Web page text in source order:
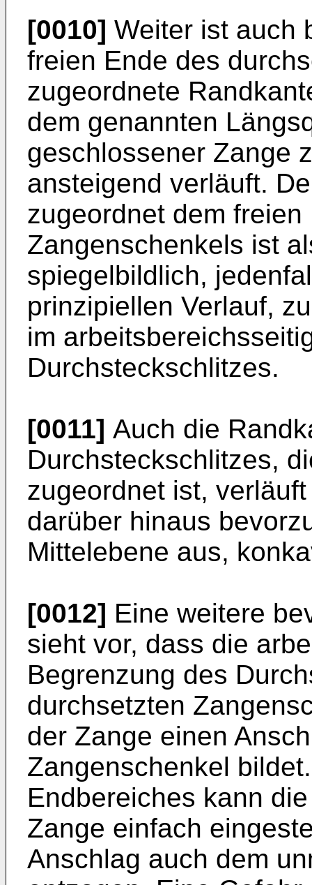
[0010] Weiter ist auch
freien Ende des
zugeordnete
dem genannten
geschlossener Zange
ansteigend verläuft.
zugeordnet dem
Zangenschenkels ist
spiegelbildlich,
prinzipiellen Verlauf,
im
Durchsteckschlitzes.
[0011] Auch die
Durchsteckschlitzes,
zugeordnet ist,
darüber hinaus
Mittelebene aus,
[0012] Eine weitere
sieht vor, dass die
Begrenzung des
durchsetzten
der Zange einen
Zangenschenkel
Endbereiches kann
Zange einfach
Anschlag auch dem